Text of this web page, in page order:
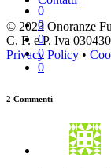
© 2023 Onoranze
C. F. e P. Iva
Privacy Policy •
0
0
0
0
0
2 Commenti